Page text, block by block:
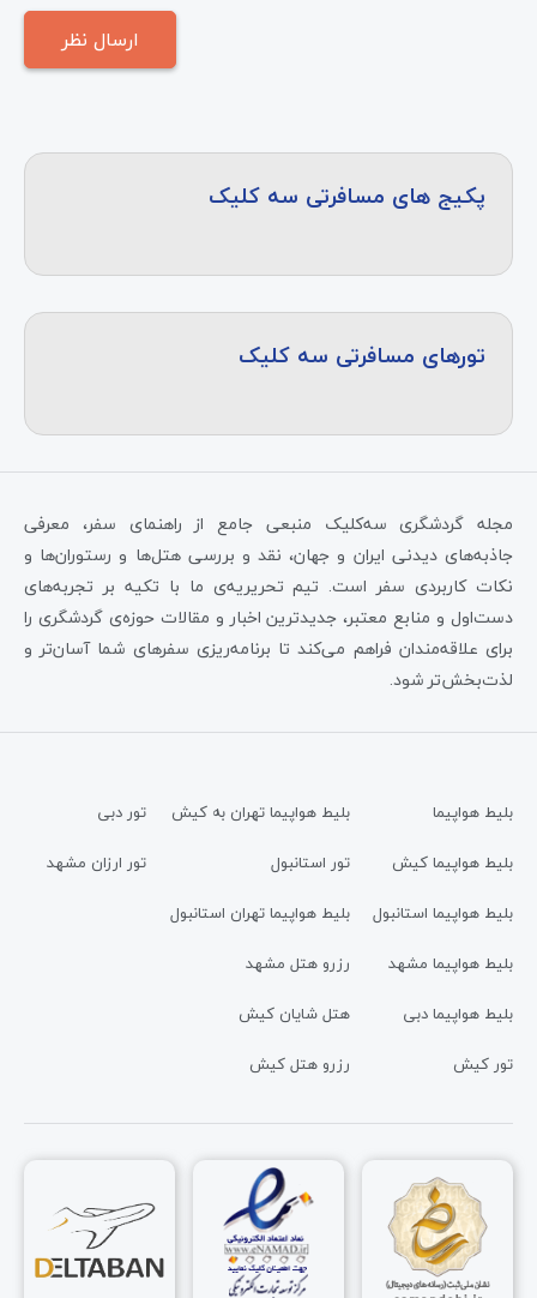
پکیج های مسافرتی سه کلیک
تورهای مسافرتی سه کلیک
مجله گردشگری سه‌کلیک منبعی جامع از راهنمای سفر، معرفی
جاذبه‌های دیدنی ایران و جهان، نقد و بررسی هتل‌ها و رستوران‌ها و
نکات کاربردی سفر است. تیم تحریریه‌ی ما با تکیه بر تجربه‌های
دست‌اول و منابع معتبر، جدیدترین اخبار و مقالات حوزه‌ی گردشگری را
برای علاقه‌مندان فراهم می‌کند تا برنامه‌ریزی سفرهای شما آسان‌تر و
لذت‌بخش‌تر شود.
بلیط هواپیما
بلیط هواپیما کیش
بلیط هواپیما استانبول
بلیط هواپیما مشهد
بلیط هواپیما دبی
تور کیش
بلیط هواپیما تهران به کیش
تور استانبول
بلیط هواپیما تهران استانبول
رزرو هتل مشهد
هتل شایان کیش
رزرو هتل کیش
تور دبی
تور ارزان مشهد